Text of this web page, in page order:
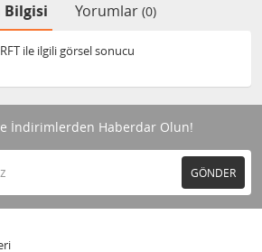
Bilgisi Yorumlar (0)
İndirimlerden Haberdar Olun!
GÖNDER